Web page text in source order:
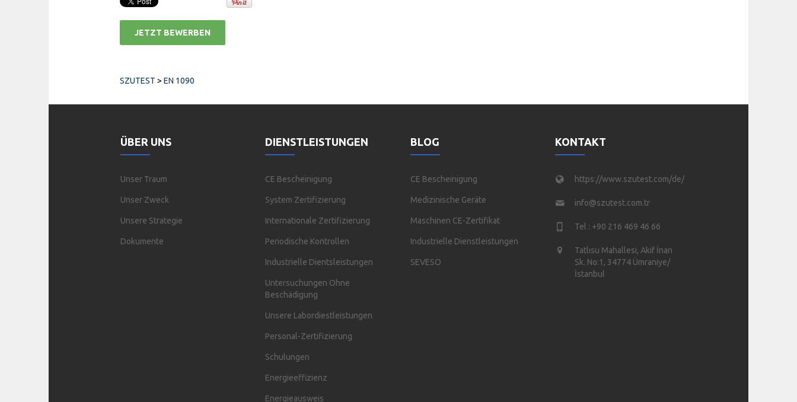
JETZT BEWERBEN
SZUTEST > EN 1090
ÜBER UNS
Unser Traum
Unser Zweck
Unsere Strategie
Dokumente
DIENSTLEISTUNGEN
CE Bescheinigung
System Zertifizierung
Internationale Zertifizierung
Periodische Kontrollen
Industrielle Dientsleistungen
Untersuchungen Ohne
Beschädigung
Unsere Labordiestleistungen
Personal-Zertifizierung
Schulungen
Energieeffizienz
Energieausweis
BLOG
CE Bescheinigung
Medizinische Geräte
Maschinen CE-Zertifikat
Industrielle Dienstleistungen
SEVESO
KONTAKT
https://www.szutest.com/de/
info@szutest.com.tr
Tel : +90 216 469 46 66
Tatlısu Mahallesi, Akif İnan
Sk. No:1, 34774 Ümraniye/
İstanbul